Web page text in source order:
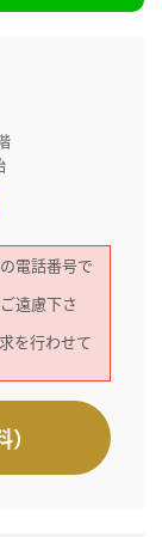
電話番号で
遠慮下さ
を行わせて